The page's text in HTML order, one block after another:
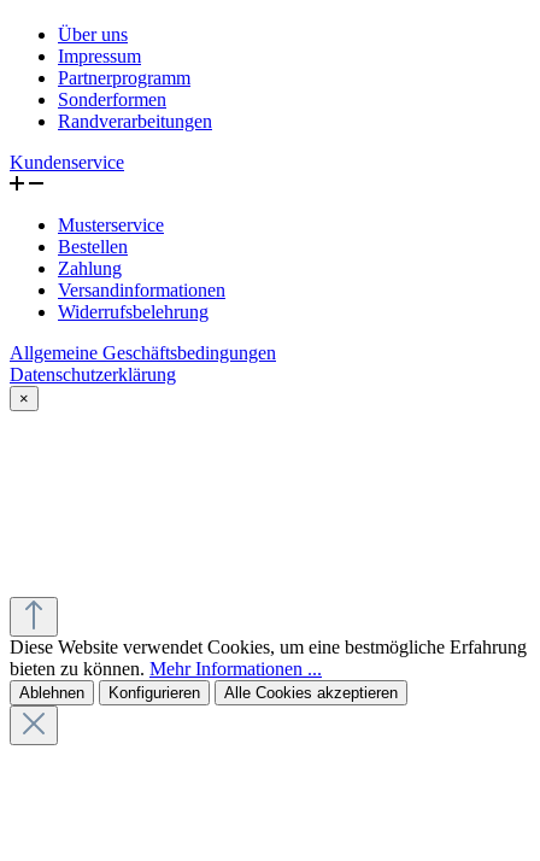
Über uns
Impressum
Partnerprogramm
Sonderformen
Randverarbeitungen
Kundenservice
Musterservice
Bestellen
Zahlung
Versandinformationen
Widerrufsbelehrung
Allgemeine Geschäftsbedingungen
Datenschutzerklärung
×
Diese Website verwendet Cookies, um eine bestmögliche Erfahrung
bieten zu können. Mehr Informationen ...
Ablehnen Konfigurieren Alle Cookies akzeptieren